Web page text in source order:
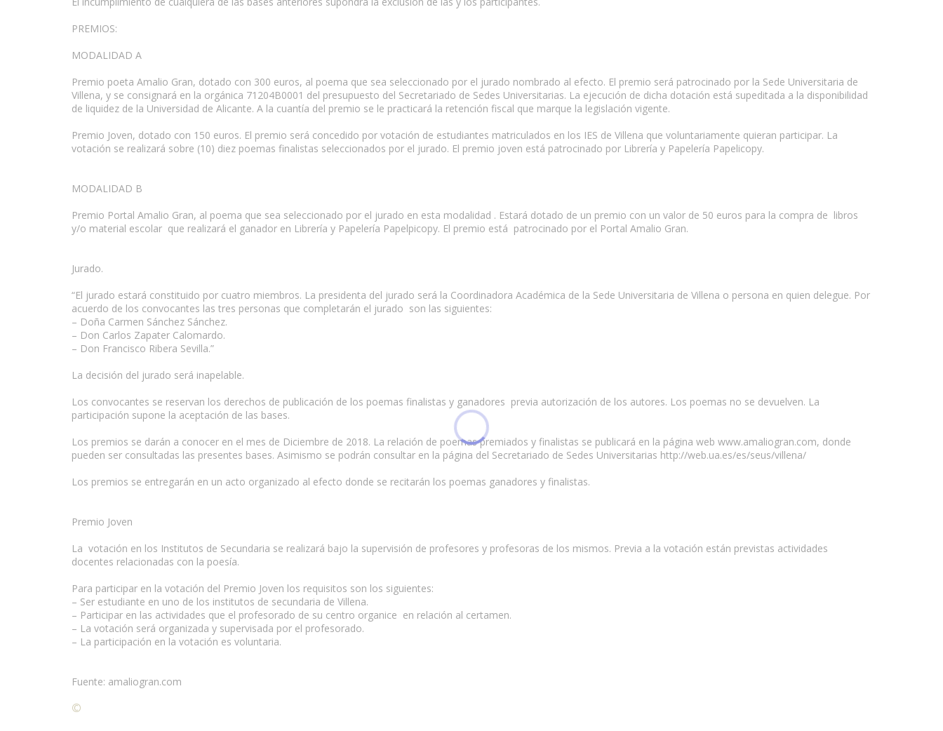
PREMIOS:
MODALIDAD A
Premio poeta Amalio Gran, dotado con 300 euros, al poema que sea seleccionado por el jurado nombrado al efecto. El premio será patrocinado por la Sede Universitaria de
Villena, y se consignará en la orgánica 71204B0001 del presupuesto del Secretariado de Sedes Universitarias. La ejecución de dicha dotación está supeditada a la disponibilidad
de liquidez de la Universidad de Alicante. A la cuantía del premio se le practicará la retención fiscal que marque la legislación vigente.
Premio Joven, dotado con 150 euros. El premio será concedido por votación de estudiantes matriculados en los IES de Villena que voluntariamente quieran participar. La
votación se realizará sobre (10) diez poemas finalistas seleccionados por el jurado. El premio joven está patrocinado por Librería y Papelería Papelicopy.
MODALIDAD B
Premio Portal Amalio Gran, al poema que sea seleccionado por el jurado en esta modalidad . Estará dotado de un premio con un valor de 50 euros para la compra de libros
y/o material escolar que realizará el ganador en Librería y Papelería Papelpicopy. El premio está patrocinado por el Portal Amalio Gran.
Jurado.
“El jurado estará constituido por cuatro miembros. La presidenta del jurado será la Coordinadora Académica de la Sede Universitaria de Villena o persona en quien delegue. Por
acuerdo de los convocantes las tres personas que completarán el jurado son las siguientes:
– Doña Carmen Sánchez Sánchez.
– Don Carlos Zapater Calomardo.
– Don Francisco Ribera Sevilla.”
La decisión del jurado será inapelable.
Los convocantes se reservan los derechos de publicación de los poemas finalistas y ganadores previa autorización de los autores. Los poemas no se devuelven. La
participación supone la aceptación de las bases.
Los premios se darán a conocer en el mes de Diciembre de 2018. La relación de poemas premiados y finalistas se publicará en la página web www.amaliogran.com, donde
pueden ser consultadas las presentes bases. Asimismo se podrán consultar en la página del Secretariado de Sedes Universitarias http://web.ua.es/es/seus/villena/
Los premios se entregarán en un acto organizado al efecto donde se recitarán los poemas ganadores y finalistas.
Premio Joven
La votación en los Institutos de Secundaria se realizará bajo la supervisión de profesores y profesoras de los mismos. Previa a la votación están previstas actividades
docentes relacionadas con la poesía.
Para participar en la votación del Premio Joven los requisitos son los siguientes:
– Ser estudiante en uno de los institutos de secundaria de Villena.
– Participar en las actividades que el profesorado de su centro organice en relación al certamen.
– La votación será organizada y supervisada por el profesorado.
– La participación en la votación es voluntaria.
Fuente: amaliogran.com
©